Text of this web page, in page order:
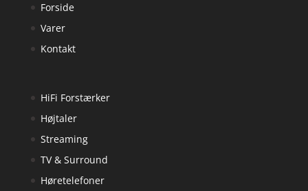
Forside
Varer
Kontakt
HiFi Forstærker
Højtaler
Streaming
TV & Surround
Høretelefoner